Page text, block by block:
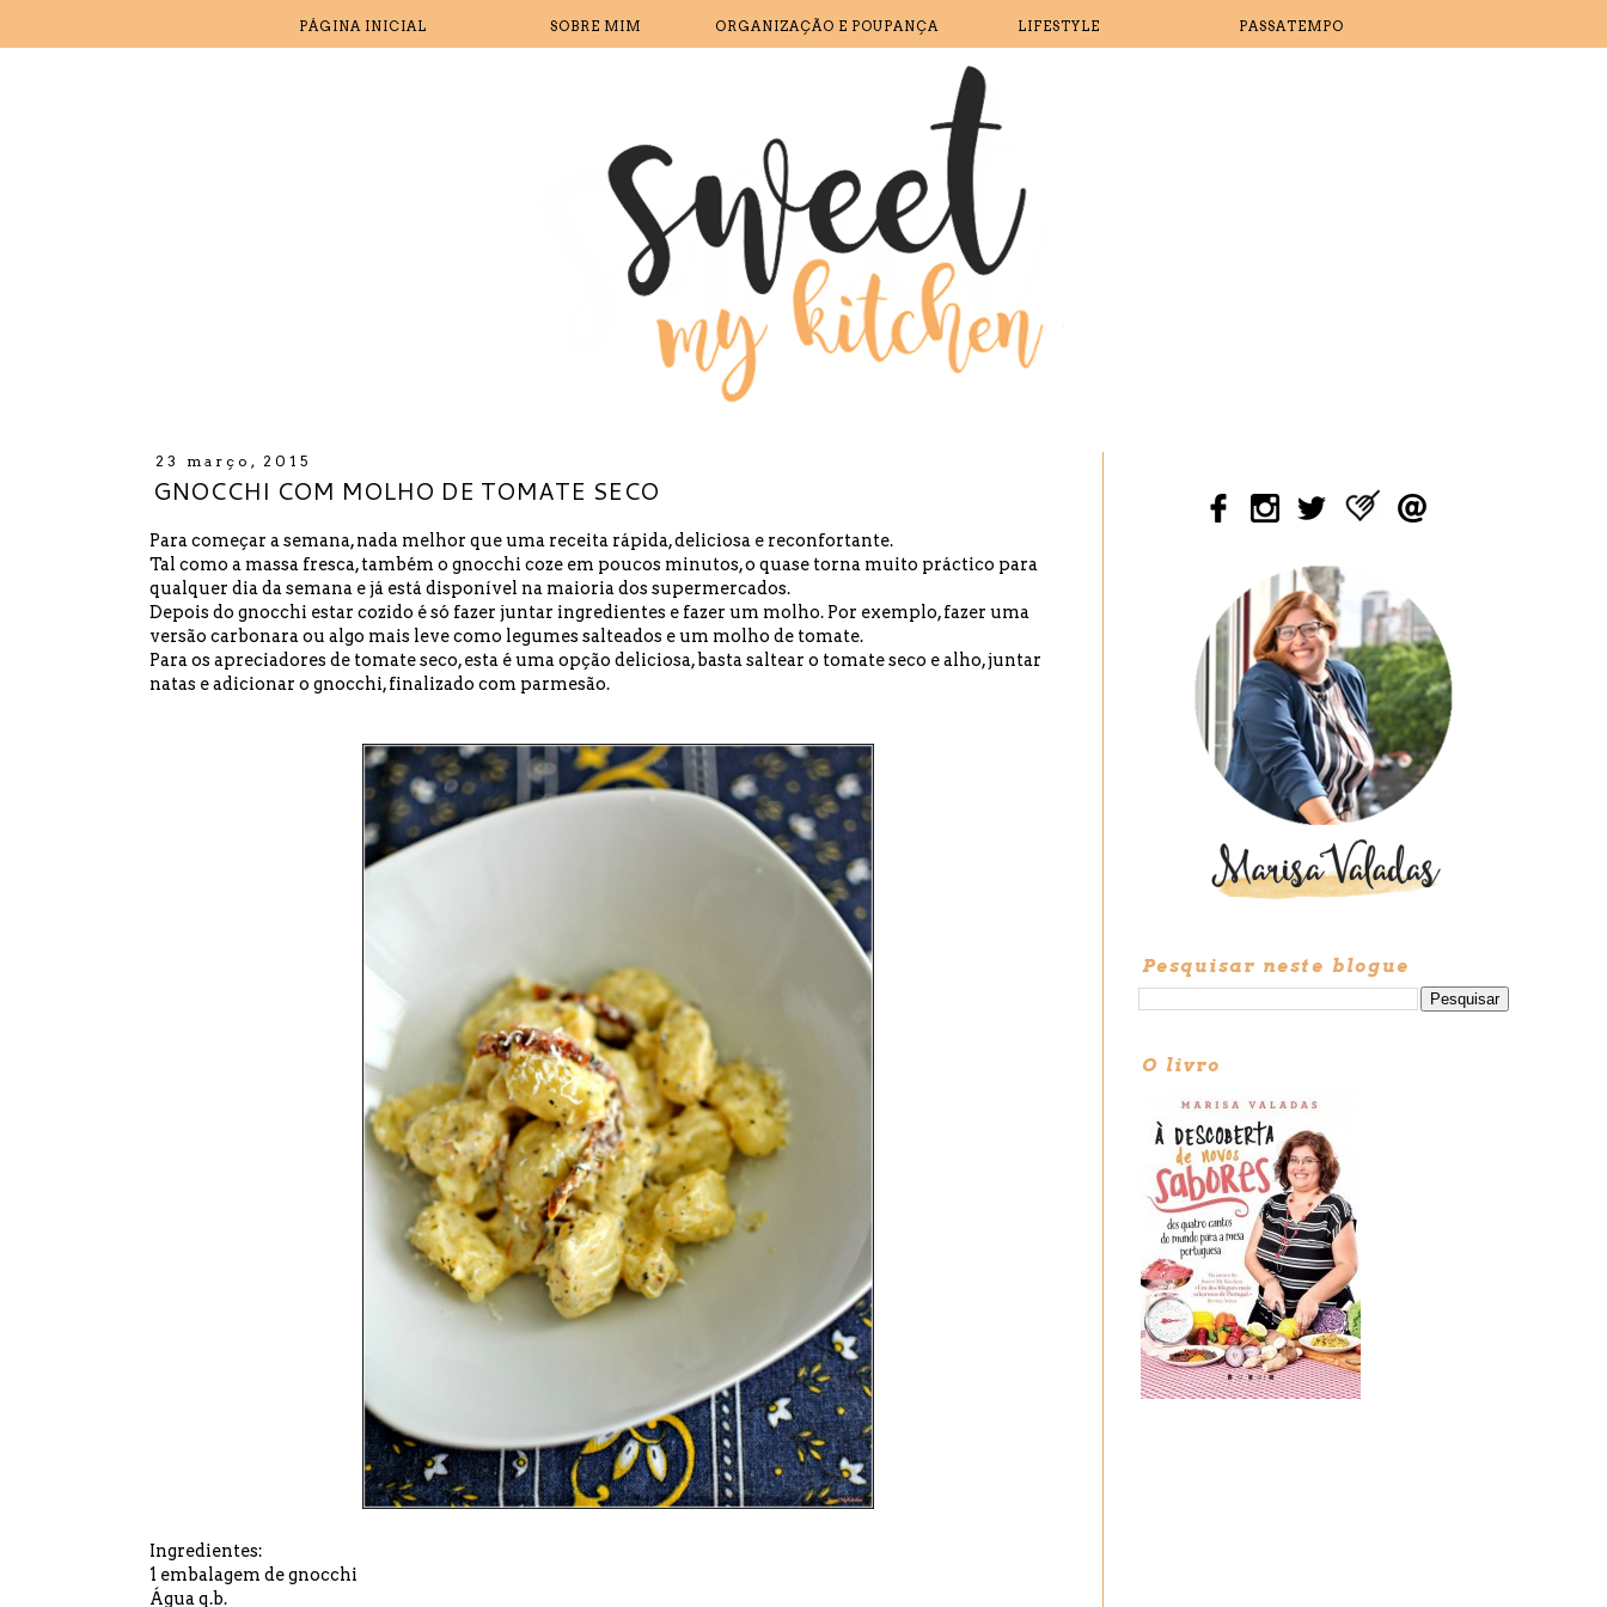
PÁGINA INICIAL SOBRE MIM ORGANIZAÇÃO E POUPANÇA LIFESTYLE PASSATEMPO
23 março, 2015
GNOCCHI COM MOLHO DE TOMATE SECO
Para começar a semana, nada melhor que uma receita rápida, deliciosa e reconfortante.
Tal como a massa fresca, também o gnocchi coze em poucos minutos, o quase torna muito práctico para
qualquer dia da semana e já está disponível na maioria dos supermercados.
Depois do gnocchi estar cozido é só fazer juntar ingredientes e fazer um molho. Por exemplo, fazer uma
versão carbonara ou algo mais leve como legumes salteados e um molho de tomate.
Para os apreciadores de tomate seco, esta é uma opção deliciosa, basta saltear o tomate seco e alho, juntar
natas e adicionar o gnocchi, finalizado com parmesão.
Ingredientes:
1 embalagem de gnocchi
Água q.b.
Pesquisar neste blogue
O livro